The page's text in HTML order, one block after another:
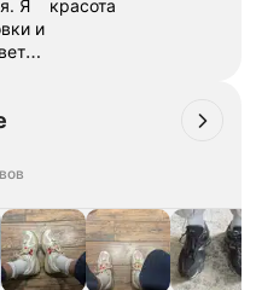
Я
и
В
красота